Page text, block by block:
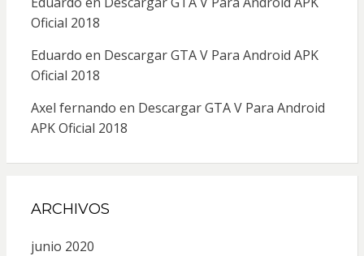
Oficial 2018
Eduardo en Descargar GTA V Para Android APK
Oficial 2018
Axel fernando en Descargar GTA V Para Android
APK Oficial 2018
ARCHIVOS
junio 2020